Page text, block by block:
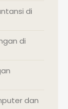
di
di
dan